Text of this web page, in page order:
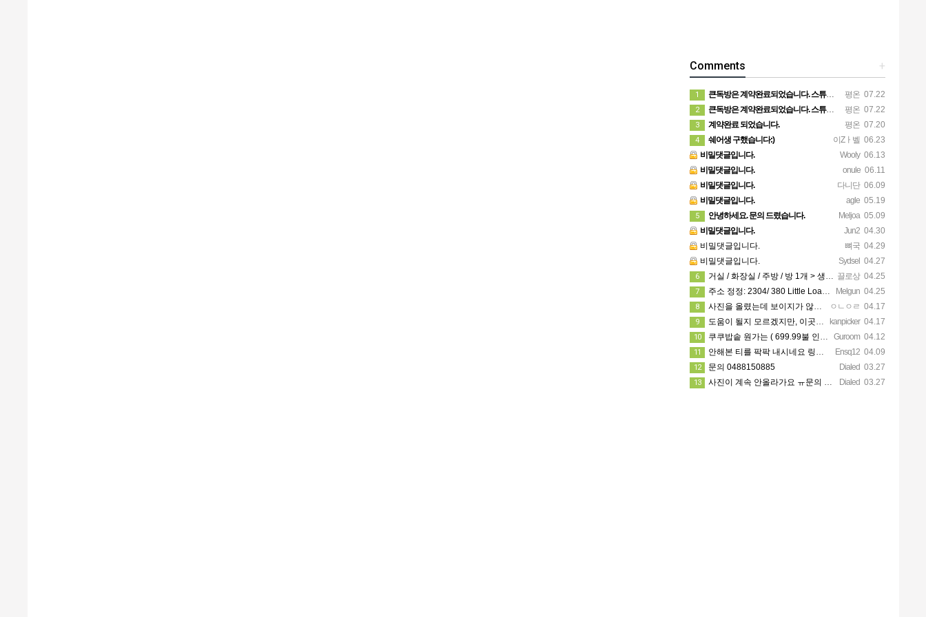
+
Comments
평온 07.22
1
큰독방은 계약완료되었습니다. 스튜디오같은 가장큰방을 2인동시 또는 혼자서 큰독방으로도 즉시입주 가능합니다.
평온 07.22
2
큰독방은 계약완료되었습니다. 스튜디오같은 가장큰방을 2인동시 또는 혼자서 큰독방으로도 즉시입주 가능합니다.
평온 07.20
3
계약완료 되었습니다.
이Zㅏ벨 06.23
4
쉐어생 구했습니다:)
Wooly 06.13
비밀댓글입니다.
onule 06.11
비밀댓글입니다.
다니단 06.09
비밀댓글입니다.
agle 05.19
비밀댓글입니다.
Meljoa 05.09
5
안녕하세요. 문의 드렸습니다.
Jun2 04.30
비밀댓글입니다.
뼈국 04.29
비밀댓글입니다.
Sydsel 04.27
비밀댓글입니다.
끌로상 04.25
6
거실 / 화장실 / 주방 / 방 1개 > 생활용품 무료 사용 가능! 카팍은 없어요!
Melgun 04.25
7
주소 정정: 2304/ 380 Little Loansdale street, 3000
ㅇㄴㅇㄹ 04.17
8
사진을 올렸는데 보이지가 않네요 카톡으로 문의주시면 보내드리겠습니다
kanpicker 04.17
9
도움이 될지 모르겠지만, 이곳에 가셔서 가시고자 하는 지역 한인 업소들을 한 번 둘러보세요. https://…
Guroom 04.12
10
쿠쿠밥솥 원가는 ( 699.99불 인데 쿠폰이랑 세일 할때 사서 540에 산거에요!! )
Ensq12 04.09
11
안해본 티를 팍팍 내시네요 링크 5개 다 조립할려면 8시간이상걸릴겁니다ㅋㅋ 근데 툴은 셀프고 100불?? 어…
Dialed 03.27
12
문의 0488150885
Dialed 03.27
13 사진이 계속 안올라가요 ㅠ문의 주시면 사진 보내드릴께요